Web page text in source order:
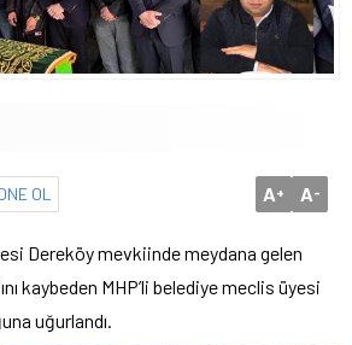
OL A+ A-
Dereköy mevkiinde meydana gelen
kaybeden MHP’li belediye meclis üyesi
uğurlandı.